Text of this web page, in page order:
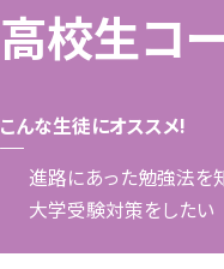
高校生コ
こんな生徒にオススメ!
進路にあった勉強法を
大学受験対策をしたい